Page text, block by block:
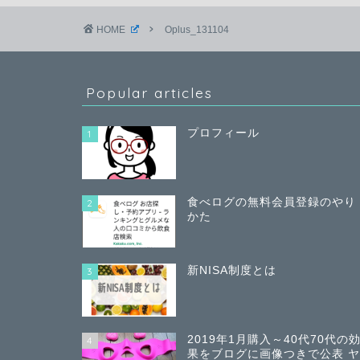
HOME Oplus_131104
Popular articles
1 プロフィール
2
食べログの無料会員登録のやり
かた
3 新NISA制度とは
4
2019年1月購入～40代70代の
果をブログに画像つきで公表 ヤ